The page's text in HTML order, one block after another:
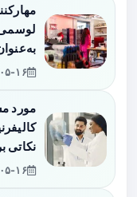
لوسمی
مورد
نکاتی